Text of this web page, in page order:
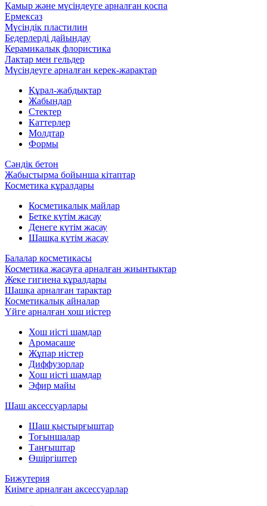
Қамыр және мүсіндеуге арналған қоспа
Ермексаз
Мүсіндік пластилин
Бедерлерді дайындау
Керамикалық флористика
Лактар мен гельдер
Мүсіндеуге арналған керек-жарақтар
Құрал-жабдықтар
Жабындар
Стектер
Каттерлер
Молдтар
Формы
Сәндік бетон
Жабыстырма бойынша кітаптар
Косметика құралдары
Косметикалық майлар
Бетке күтім жасау
Денеге күтім жасау
Шашқа күтім жасау
Балалар косметикасы
Косметика жасауға арналған жиынтықтар
Жеке гигиена құралдары
Шашқа арналған тарақтар
Косметикалық айналар
Үйге арналған хош иістер
Хош иісті шамдар
Аромасаше
Жұпар иістер
Диффузорлар
Хош иісті шамдар
Эфир майы
Шаш аксессуарлары
Шаш қыстырғыштар
Тоғыншалар
Таңғыштар
Өшіргіштер
Бижутерия
Киімге арналған аксессуарлар